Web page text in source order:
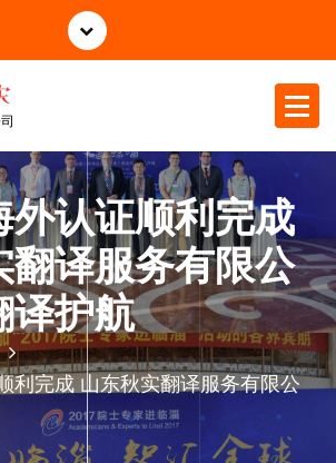
外认证顺利完成
翻译服务有限公
译护航
利完成 山东秋实翻译服务有限公